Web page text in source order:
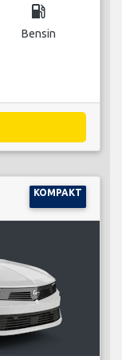
local_gas_station
Bensin
KOMPAKT